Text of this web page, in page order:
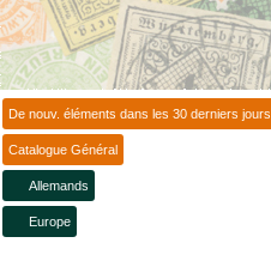
De nouv. éléments dans les 30 derniers jours
Catalogue Général
Allemands
Europe